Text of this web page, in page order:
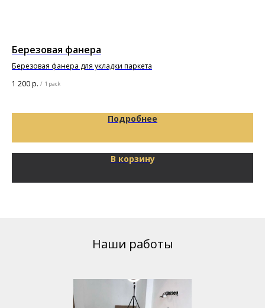
Березовая фанера
Березовая фанера для укладки паркета
1 200р. / 1 pack
Подробнее
В корзину
Наши работы